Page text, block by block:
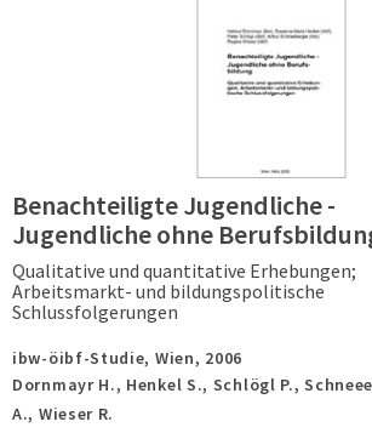
Benachteiligte Jugendliche -
Jugendliche ohne
Qualitative und quantitative Erhebungen;
Arbeitsmarkt- und bildungspolitische
Schlussfolgerungen
ibw-öibf-Studie, Wien, 2006
Dornmayr H., Henkel S., Schlögl P.,
A., Wieser R.